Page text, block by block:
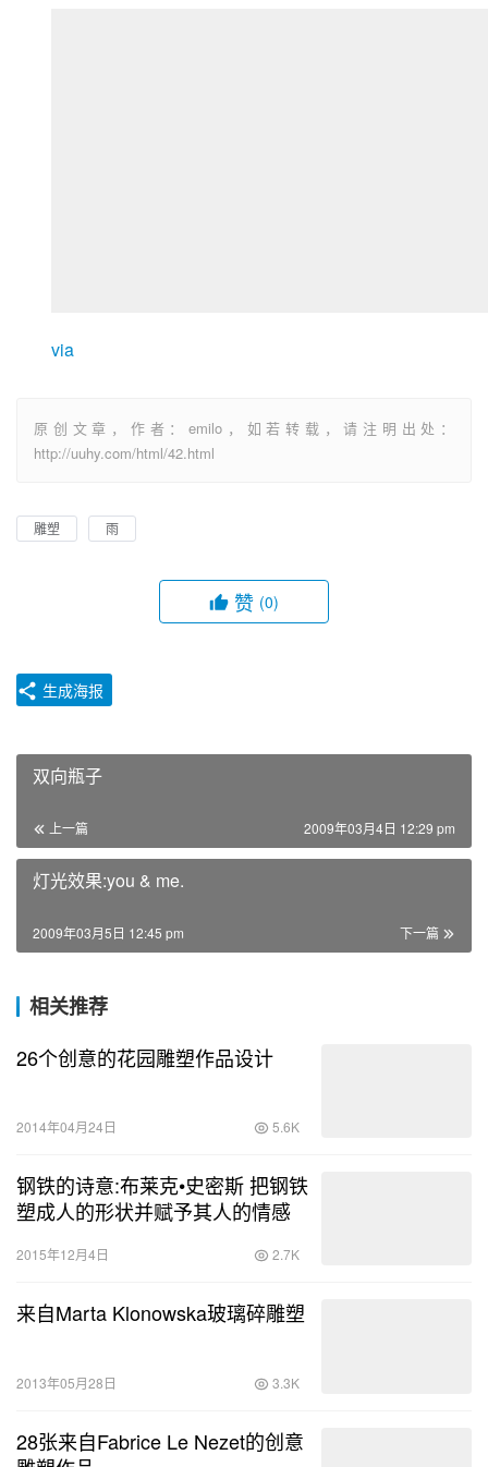
via
原创文章，作者：emilo，如若转载，请注明出处：
http://uuhy.com/html/42.html
雕塑 雨
赞 (0)
生成海报
双向瓶子
上一篇 2009年03月4日 12:29 pm
灯光效果:you & me.
下一篇
2009年03月5日 12:45 pm
相关推荐
26个创意的花园雕塑作品设计
2014年04月24日 5.6K
钢铁的诗意:布莱克•史密斯 把钢铁
塑成人的形状并赋予其人的情感
2015年12月4日 2.7K
来自Marta Klonowska玻璃碎雕塑
2013年05月28日 3.3K
28张来自Fabrice Le Nezet的创意